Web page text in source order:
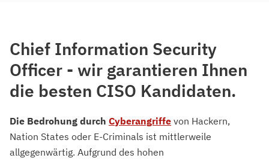
Chief Information Security
Officer - wir garantieren Ihnen
die besten CISO Kandidaten.
Die Bedrohung durch Cyberangriffe von Hackern,
Nation States oder E-Criminals ist mittlerweile
allgegenwärtig. Aufgrund des hohen